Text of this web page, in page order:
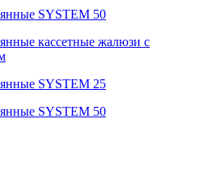
SYSTEM 50
кассетные жалюзи с
SYSTEM 25
SYSTEM 50